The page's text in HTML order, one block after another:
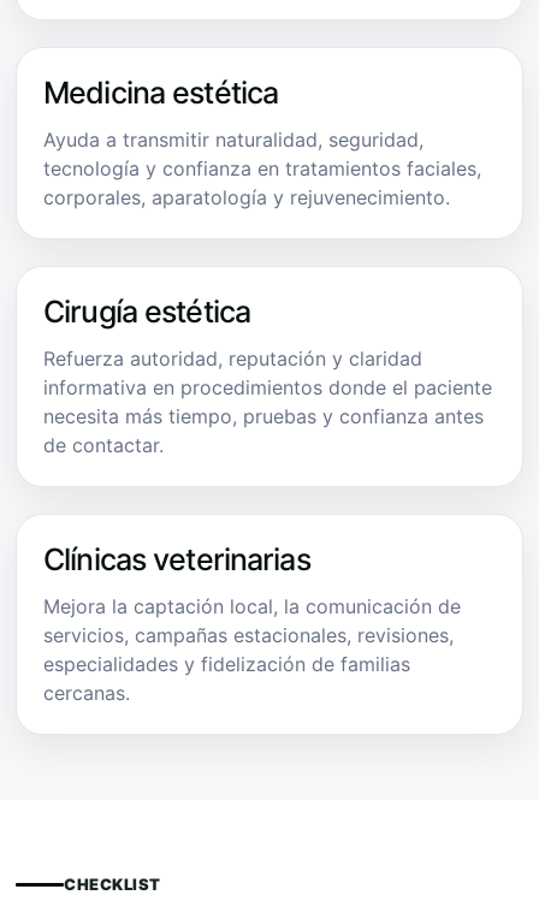
Medicina estética
Ayuda a transmitir naturalidad, seguridad,
tecnología y confianza en tratamientos faciales,
corporales, aparatología y rejuvenecimiento.
Cirugía estética
Refuerza autoridad, reputación y claridad
informativa en procedimientos donde el paciente
necesita más tiempo, pruebas y confianza antes
de contactar.
Clínicas veterinarias
Mejora la captación local, la comunicación de
servicios, campañas estacionales, revisiones,
especialidades y fidelización de familias
cercanas.
CHECKLIST